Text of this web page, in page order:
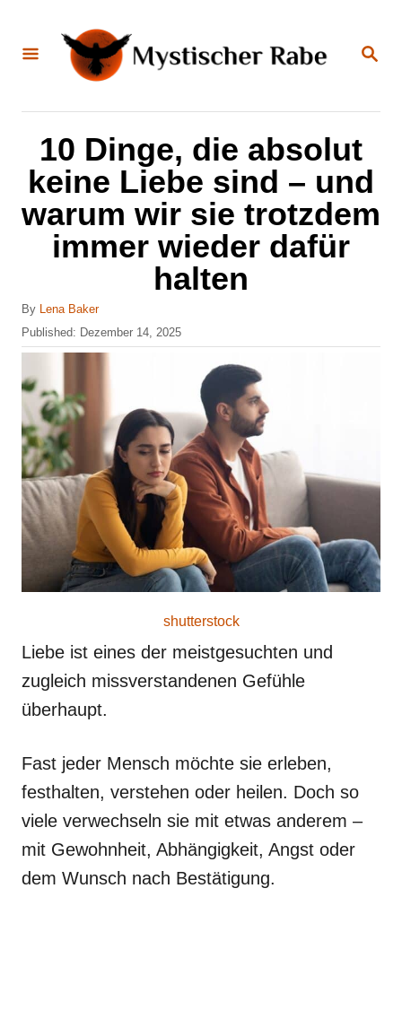
S
E
10 Dinge, die absolut
keine Liebe sind – und
warum wir sie trotzdem
immer wieder dafür
halten
By A
u
t
r
Lena Baker
P
o
t
d
o
n
Published: Dezember 14, 2025
shutterstock
Liebe ist eines der meistgesuchten und
zugleich missverstandenen Gefühle
überhaupt.
Fast jeder Mensch möchte sie erleben,
festhalten, verstehen oder heilen. Doch so
viele verwechseln sie mit etwas anderem –
mit Gewohnheit, Abhängigkeit, Angst oder
dem Wunsch nach Bestätigung.